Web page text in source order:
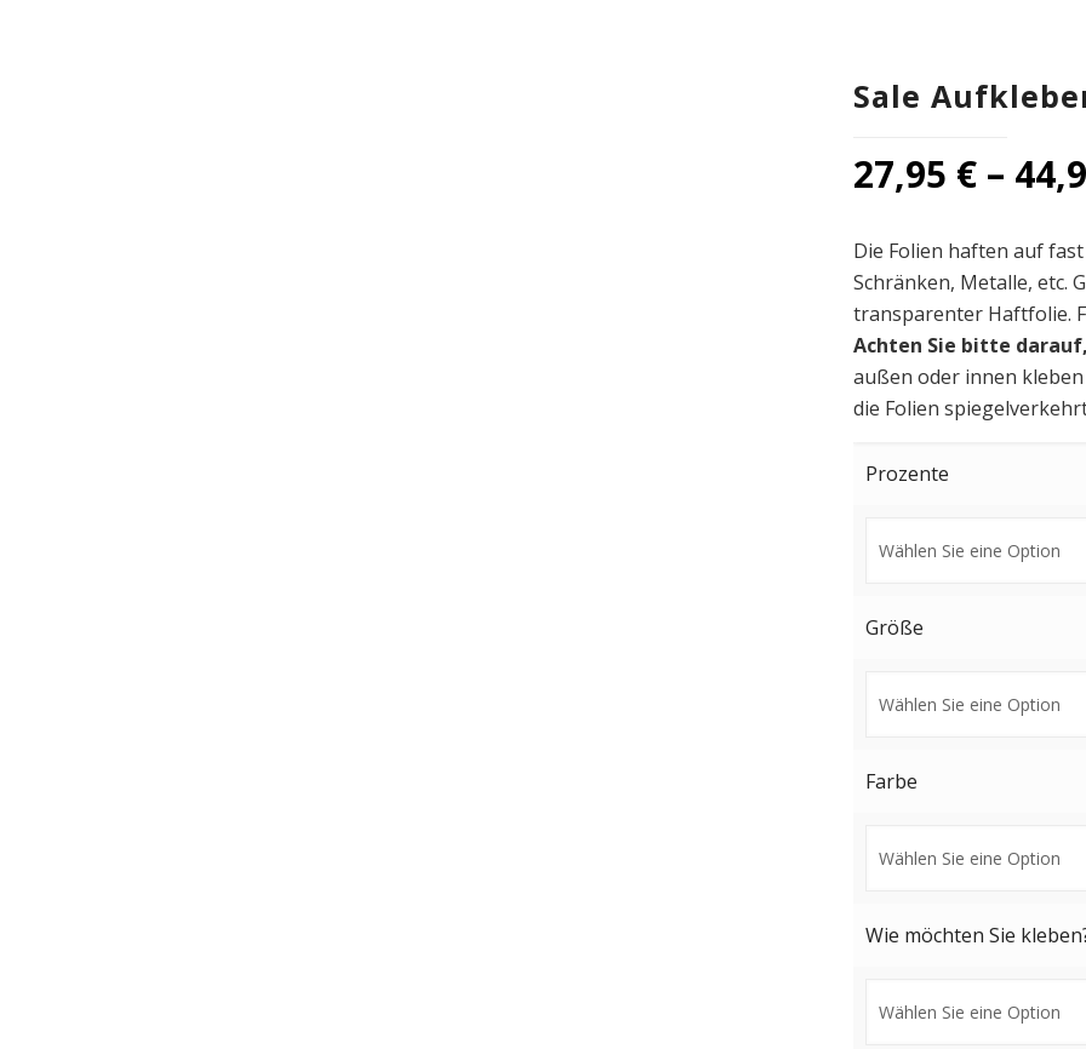
Sale
27,95 € –
Die Folien haften auf
Schränken, Metalle, etc.
transparenter Haftfolie.
Achten Sie bitte
außen oder innen
die Folien
Prozente
Größe
Farbe
Wie möchten Sie